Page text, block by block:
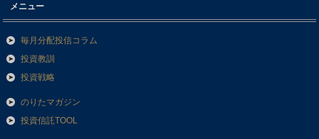
メニュー
毎月分配投信コラム
投資教訓
投資戦略
のりたマガジン
投資信託TOOL